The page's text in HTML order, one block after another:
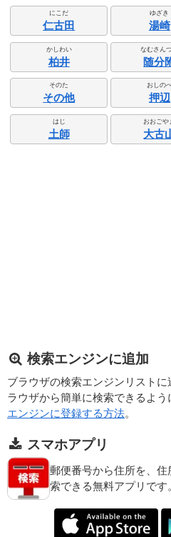
にこだ
仁古田
ゆざき
湯崎
かしわい
柏井
なむさん
随分
そのた
その他
おしの
押辺
はじ
土師
おおごや
大古
検索エンジンに追加
ブラウザの検索エンジンリスト
ラウザから簡単に検索できるよう
エンジンに登録する方法。
スマホアプリ
郵便番号から住所を、
索できる無料アプリです